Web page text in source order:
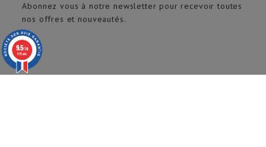
Abonnez vous à notre newsletter pour recevoir toutes
nos offres et nouveautés.
9.5/10
618 avis